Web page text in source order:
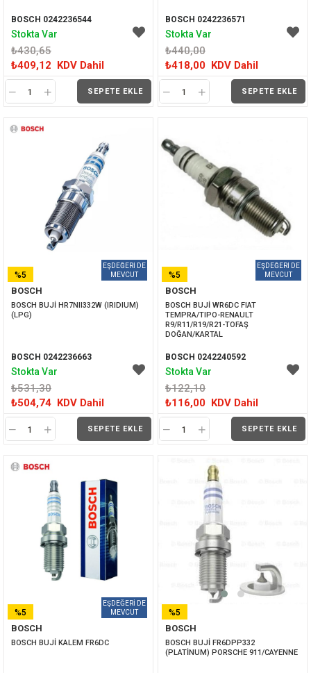
BOSCH 0242236544
₺430,65
₺409,12 KDV Dahil
SEPETE EKLE
Stokta Var
BOSCH 0242236571
₺440,00
₺418,00 KDV Dahil
SEPETE EKLE
Stokta Var
BOSCH
BOSCH BUJİ HR7NII332W (IRIDIUM)
(LPG)
BOSCH 0242236663
₺531,30
₺504,74 KDV Dahil
SEPETE EKLE
%5
İNDIRIM
Stokta Var
BOSCH
BOSCH BUJİ WR6DC FIAT
TEMPRA/TIPO-RENAULT
R9/R11/R19/R21-TOFAŞ
DOĞAN/KARTAL
BOSCH 0242240592
₺122,10
₺116,00 KDV Dahil
SEPETE EKLE
%5
İNDIRIM
Stokta Var
BOSCH
BOSCH BUJİ KALEM FR6DC
%5
İNDIRIM
BOSCH
BOSCH BUJİ FR6DPP332
(PLATİNUM) PORSCHE 911/CAYENNE
%5
İNDIRIM